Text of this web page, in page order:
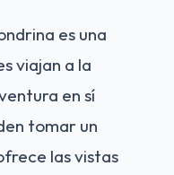
es una
viajan a la
en sí
tomar un
las vistas